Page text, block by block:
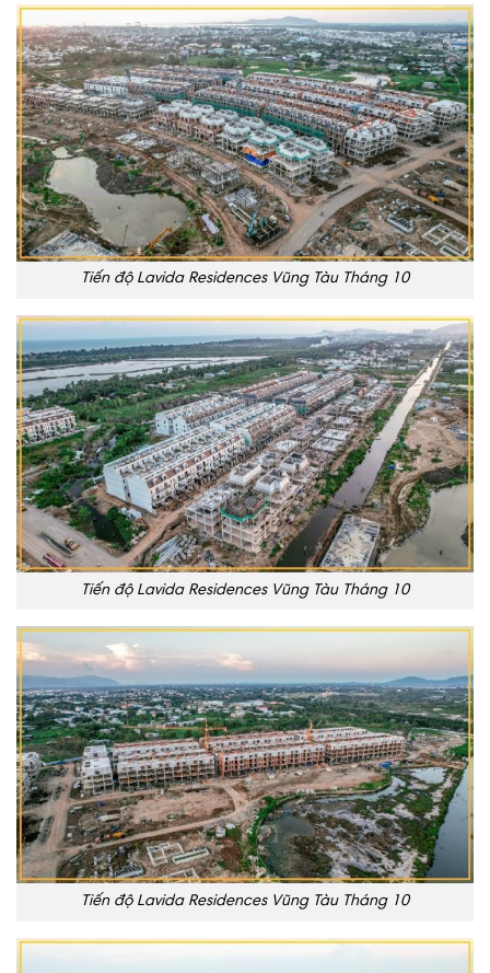
Tiến độ Lavida Residences Vũng Tàu Tháng 10
Tiến độ Lavida Residences Vũng Tàu Tháng 10
Tiến độ Lavida Residences Vũng Tàu Tháng 10